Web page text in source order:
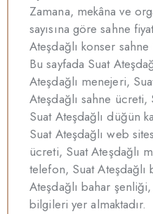
Zamana, mekâna ve
sayısına göre sahne
Ateşdağlı konser
Bu sayfada Suat
Ateşdağlı menejeri,
Ateşdağlı sahne ücreti,
Suat Ateşdağlı düğün
Suat Ateşdağlı web
ücreti, Suat Ateşdağlı
telefon, Suat Ateşdağlı
Ateşdağlı bahar
bilgileri yer almaktadır.